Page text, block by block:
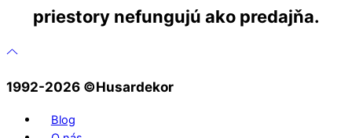
priestory nefungujú ako predajňa.
1992-2026 ©️Husardekor
Blog